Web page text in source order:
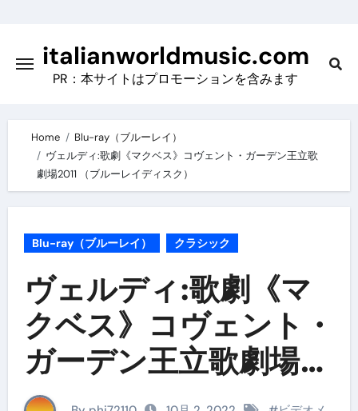
contentitalianworldmusic.com
PR：本サイトはプロモーションを含みます
Home
Blu-ray（ブルーレイ）
ヴェルディ:歌劇《マクベス》コヴェント・ガーデン王立歌
劇場2011 （ブルーレイディスク）
Blu-ray（ブルーレイ） クラシック
ヴェルディ:歌劇《マ
クベス》コヴェント・
ガーデン王立歌劇場
2011 （ブルーレイデ